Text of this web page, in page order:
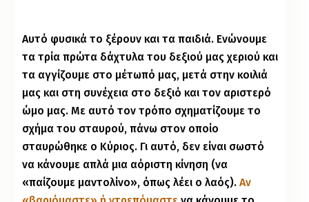
Αυτό φυσικά το ξέρουν και τα παιδιά. Ενώνουμε
τα τρία πρώτα δάχτυλα του δεξιού μας χεριού και
τα αγγίζουμε στο μέτωπό μας, μετά στην κοιλιά
μας και στη συνέχεια στο δεξιό και τον αριστερό
ώμο μας. Με αυτό τον τρόπο σχηματίζουμε το
σχήμα του σταυρού, πάνω στον οποίο
σταυρώθηκε ο Κύριος. Γι᾽ αυτό, δεν είναι σωστό
να κάνουμε απλά μια αόριστη κίνηση (να
«παίζουμε μαντολίνο», όπως λέει ο λαός).Αν